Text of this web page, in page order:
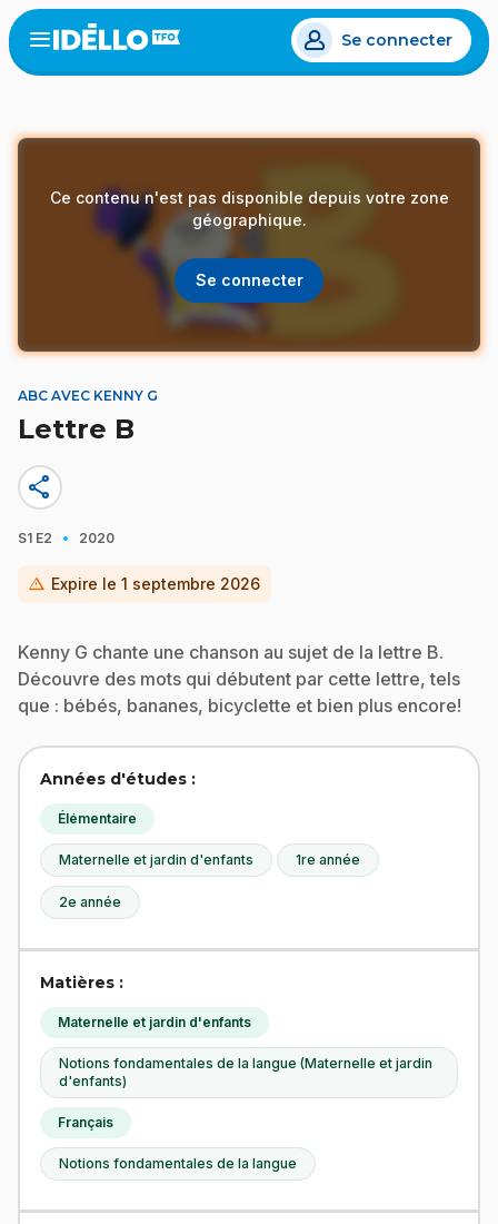
Aller
au
contenu
Open
menu
Se connecter
Ce contenu n'est pas disponible depuis votre zone
géographique.
Se connecter
ABC AVEC KENNY G
Lettre B
share
S1 E2 · 2020
warning Expire le 1 septembre 2026
Kenny G chante une chanson au sujet de la lettre B.
Découvre des mots qui débutent par cette lettre, tels
que : bébés, bananes, bicyclette et bien plus encore!
Années d'études :
Élémentaire
Maternelle et jardin d'enfants 1re année
2e année
Matières :
Maternelle et jardin d'enfants
Notions fondamentales de la langue (Maternelle et jardin
d'enfants)
Français
Notions fondamentales de la langue